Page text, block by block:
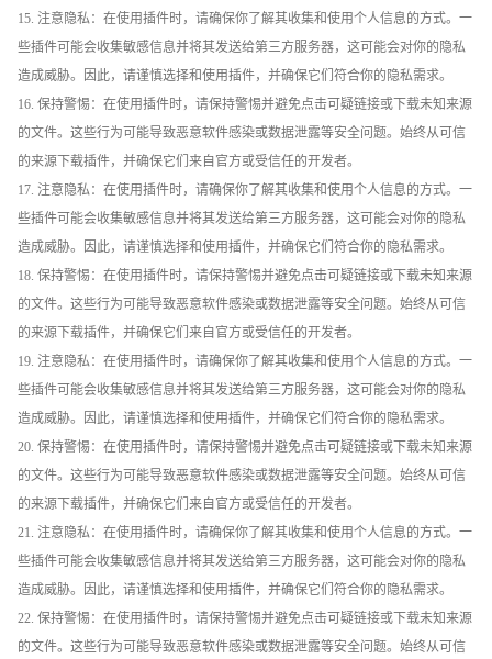
15. 注意隐私：在使用插件时，请确保你了解其收集和使用个人信息的方式。一
些插件可能会收集敏感信息并将其发送给第三方服务器，这可能会对你的隐私
造成威胁。因此，请谨慎选择和使用插件，并确保它们符合你的隐私需求。
16. 保持警惕：在使用插件时，请保持警惕并避免点击可疑链接或下载未知来源
的文件。这些行为可能导致恶意软件感染或数据泄露等安全问题。始终从可信
的来源下载插件，并确保它们来自官方或受信任的开发者。
17. 注意隐私：在使用插件时，请确保你了解其收集和使用个人信息的方式。一
些插件可能会收集敏感信息并将其发送给第三方服务器，这可能会对你的隐私
造成威胁。因此，请谨慎选择和使用插件，并确保它们符合你的隐私需求。
18. 保持警惕：在使用插件时，请保持警惕并避免点击可疑链接或下载未知来源
的文件。这些行为可能导致恶意软件感染或数据泄露等安全问题。始终从可信
的来源下载插件，并确保它们来自官方或受信任的开发者。
19. 注意隐私：在使用插件时，请确保你了解其收集和使用个人信息的方式。一
些插件可能会收集敏感信息并将其发送给第三方服务器，这可能会对你的隐私
造成威胁。因此，请谨慎选择和使用插件，并确保它们符合你的隐私需求。
20. 保持警惕：在使用插件时，请保持警惕并避免点击可疑链接或下载未知来源
的文件。这些行为可能导致恶意软件感染或数据泄露等安全问题。始终从可信
的来源下载插件，并确保它们来自官方或受信任的开发者。
21. 注意隐私：在使用插件时，请确保你了解其收集和使用个人信息的方式。一
些插件可能会收集敏感信息并将其发送给第三方服务器，这可能会对你的隐私
造成威胁。因此，请谨慎选择和使用插件，并确保它们符合你的隐私需求。
22. 保持警惕：在使用插件时，请保持警惕并避免点击可疑链接或下载未知来源
的文件。这些行为可能导致恶意软件感染或数据泄露等安全问题。始终从可信